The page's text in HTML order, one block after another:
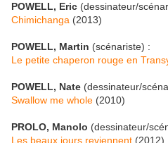
POWELL, Eric (dessinateur/
Chimichanga (2013)
POWELL, Martin (scénariste) :
Le petite chaperon rouge en
POWELL, Nate (dessinateur/
Swallow me whole (2010)
PROLO, Manolo (dessinateur/
Les beaux jours reviennent (2012)